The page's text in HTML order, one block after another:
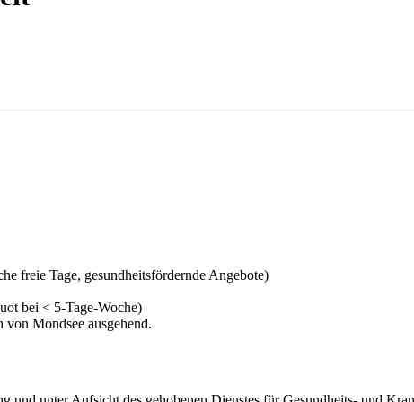
freie Tage, gesundheitsfördernde Angebote)
bei < 5-Tage-Woche)
von Mondsee ausgehend.